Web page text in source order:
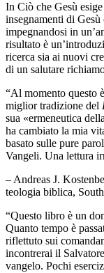
In Ciò che Gesù
insegnamenti di
impegnandosi in
risultato è
ricerca sia ai nuovi
di un salutare
“Al momento questo
miglior tradizione del
sua «ermeneutica
ha cambiato la mia
basato sulle pure
Vangeli. Una lettura
– Andreas J.
teologia biblica,
“Questo libro è un
Quanto tempo è
riflettuto sui
incontrerai il
vangelo. Pochi